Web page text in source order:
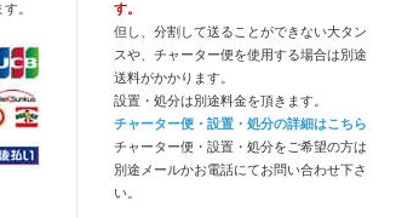
。
す。
但し、分割して送ることができない大タン
スや、チャーター便を使用する場合は別途
送料がかかります。
設置・処分は別途料金を頂きます。
チャーター便・設置・処分の詳細はこちら
チャーター便・設置・処分をご希望の方は
別途メールかお電話にてお問い合わせ下さ
い。